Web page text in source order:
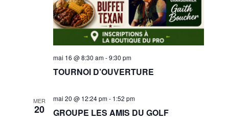
TOURNOI D’OUVERTURE
mai 16 @ 8:30 am-9:30 pm
MER
20 GROUPE LES AMIS DU GOLF
mai 20 @ 12:24 pm- 1:52 pm